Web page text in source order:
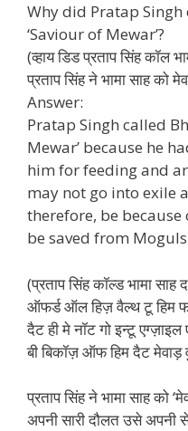
Why did Pratap Singh
‘Saviour of Mewar’?
(व्हाय डिड प्रताप सिंह कॉल
प्रताप सिंह ने भामा साह को
Answer:
Pratap Singh called
Mewar’ because he
him for feeding and
may not go into exile
therefore, be
be saved from
(प्रताप सिंह कॉल्ड भामा साह
ऑफर्ड ऑल हिज़ वैल्थ टू हिम
दैट ही मे नॉट गो इन्टू
बी बिकॉज़ ऑफ हिम दैट मेवाड़
प्रताप सिंह ने भामा साह को
अपनी सारी दौलत उसे अपनी